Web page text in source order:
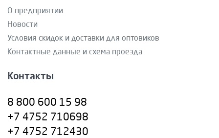
О предприятии
Новости
Условия скидок и доставки для оптовиков
Контактные данные и схема проезда
Контакты
8 800 600 15 98
+7 4752 710698
+7 4752 712430